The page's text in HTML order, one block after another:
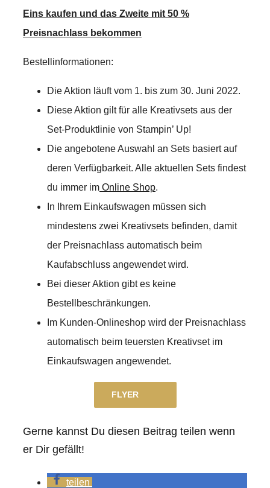
Eins kaufen und das Zweite mit 50 %
Preisnachlass bekommen
Bestellinformationen:
Die Aktion läuft vom 1. bis zum 30. Juni 2022.
Diese Aktion gilt für alle Kreativsets aus der
Set-Produktlinie von Stampin’ Up!
Die angebotene Auswahl an Sets basiert auf
deren Verfügbarkeit. Alle aktuellen Sets findest
du immer im Online Shop.
In Ihrem Einkaufswagen müssen sich
mindestens zwei Kreativsets befinden, damit
der Preisnachlass automatisch beim
Kaufabschluss angewendet wird.
Bei dieser Aktion gibt es keine
Bestellbeschränkungen.
Im Kunden-Onlineshop wird der Preisnachlass
automatisch beim teuersten Kreativset im
Einkaufswagen angewendet.
FLYER
Gerne kannst Du diesen Beitrag teilen wenn
er Dir gefällt!
teilen